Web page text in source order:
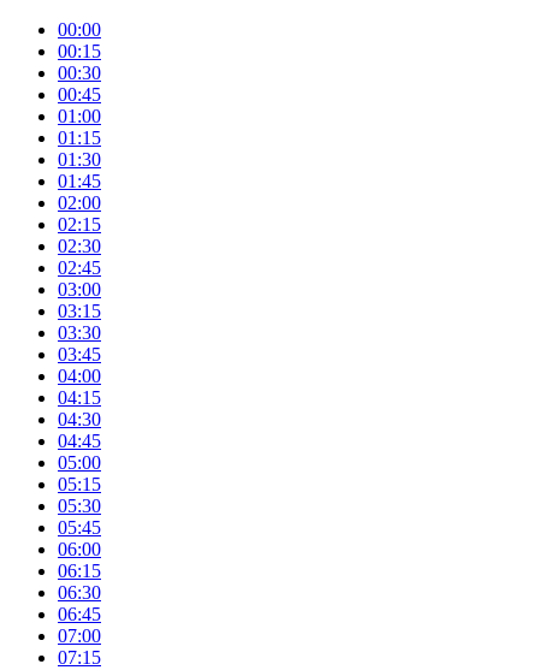
00:00
00:15
00:30
00:45
01:00
01:15
01:30
01:45
02:00
02:15
02:30
02:45
03:00
03:15
03:30
03:45
04:00
04:15
04:30
04:45
05:00
05:15
05:30
05:45
06:00
06:15
06:30
06:45
07:00
07:15